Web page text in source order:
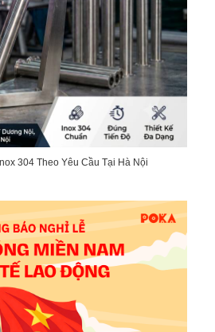
304 Theo Yêu Cầu Tại Hà Nội